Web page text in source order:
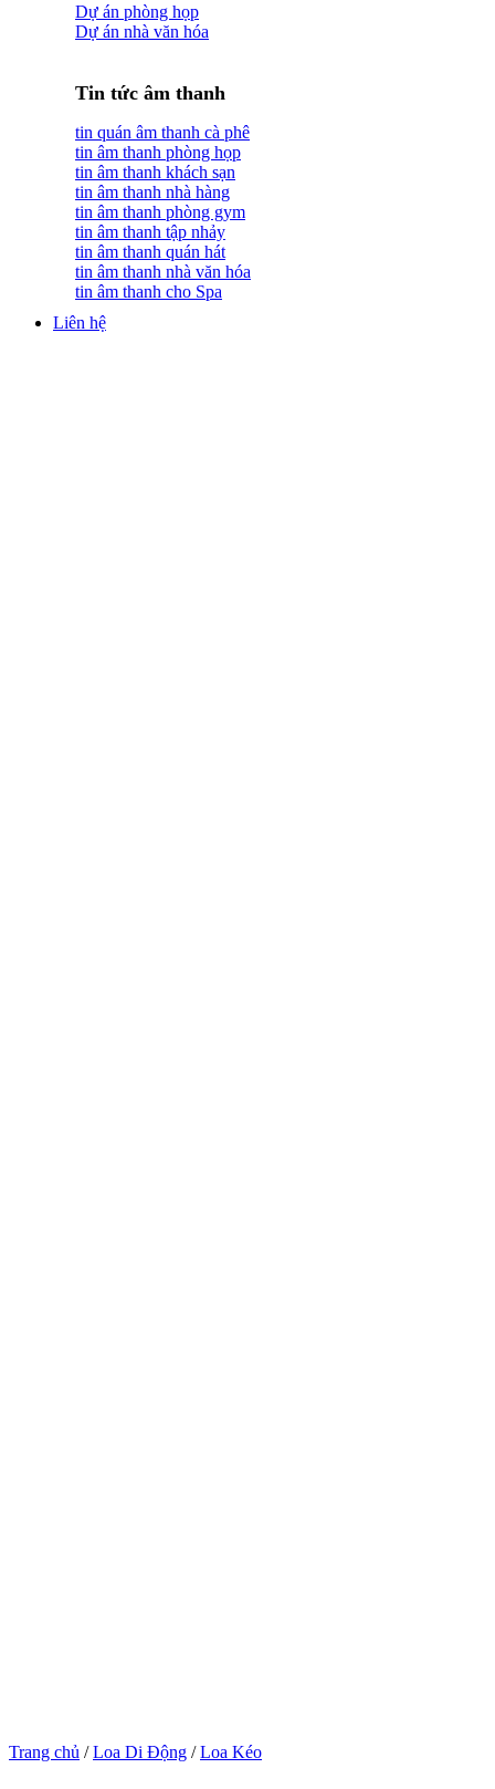
Dự án phòng họp
Dự án nhà văn hóa
Tin tức âm thanh
tin quán âm thanh cà phê
tin âm thanh phòng họp
tin âm thanh khách sạn
tin âm thanh nhà hàng
tin âm thanh phòng gym
tin âm thanh tập nhảy
tin âm thanh quán hát
tin âm thanh nhà văn hóa
tin âm thanh cho Spa
Liên hệ
Trang chủ / Loa Di Động / Loa Kéo